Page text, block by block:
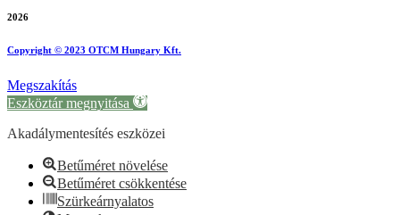
2026
Copyright © 2023 OTCM Hungary Kft.
Megszakítás
Eszköztár megnyitása
Akadálymentesítés eszközei
Betűméret növelése
Betűméret csökkentése
Szürkeárnyalatos